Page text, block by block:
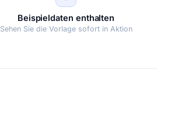
Beispieldaten enthalten
Sehen Sie die Vorlage sofort in Aktion